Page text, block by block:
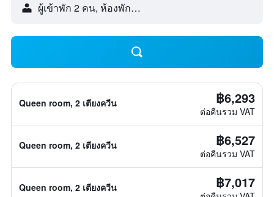
ผู้เข้าพัก 2 คน, ห้องพัก 1 ห้อง
Queen room, 2 เตียงควีน ฿6,293
ต่อคืนรวม VAT
Queen room, 2 เตียงควีน ฿6,527
ต่อคืนรวม VAT
Queen room, 2 เตียงควีน ฿7,017